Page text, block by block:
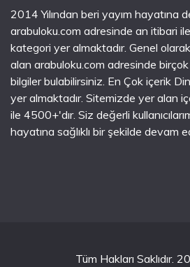
2014 Yılından beri yayım hayatına
arabuloku.com adresinde an itibari
kategori yer almaktadır. Genel
alan arabuloku.com adresinde
bilgiler bulabilirsiniz. En Çok içerik
yer almaktadır. Sitemizde yer alan
ile 4500+'dır. Siz değerli
hayatına sağlıklı bir şekilde devam
Tüm Hakları Saklıdır.